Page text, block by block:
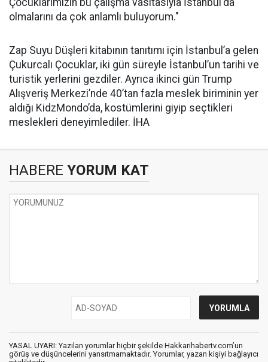
Çocuklarımızın bu çalışma vasıtasıyla İstanbul'da
olmalarını da çok anlamlı buluyorum."
Zap Suyu Düşleri kitabının tanıtımı için İstanbul’a gelen
Çukurcalı Çocuklar, iki gün süreyle İstanbul’un tarihi ve
turistik yerlerini gezdiler. Ayrıca ikinci gün Trump
Alışveriş Merkezi’nde 40’tan fazla meslek biriminin yer
aldığı KidzMondo’da, kostümlerini giyip seçtikleri
meslekleri deneyimlediler. İHA
HABERE YORUM KAT
YASAL UYARI: Yazılan yorumlar hiçbir şekilde Hakkarihabertv.com’un
görüş ve düşüncelerini yansıtmamaktadır. Yorumlar, yazan kişiyi bağlayıcı